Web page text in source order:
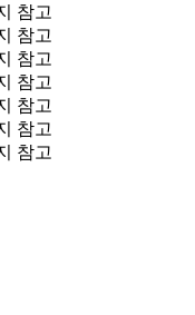
참고
참고
참고
참고
참고
참고
참고